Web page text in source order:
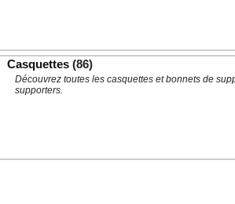
Casquettes (86)
Découvrez toutes les casquettes et bonnets de
supporters.